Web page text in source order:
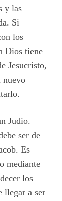
y las
Si
los
Dios tiene
Jesucristo,
nuevo
Judio.
ser de
Es
mediante
los
llegar a ser